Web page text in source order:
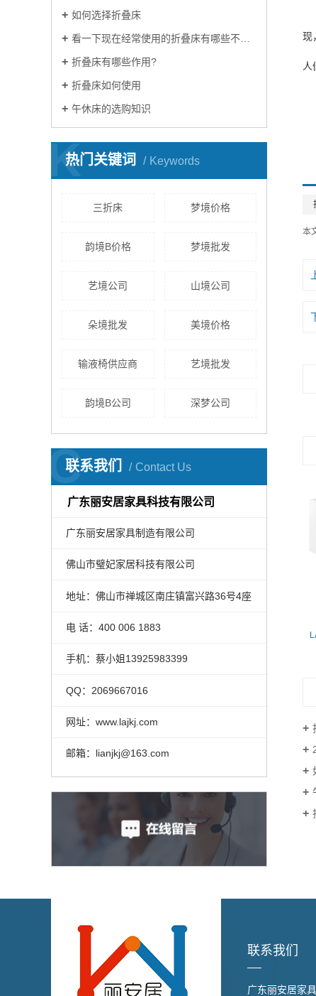
如何选择折叠床
看一下现在经常使用的折叠床有哪些不同？
折叠床有哪些作用?
折叠床如何使用
午休床的选购知识
热门关键词 Keywords
K
三折床 梦境价格
韵境B价格 梦境批发
艺境公司 山境公司
朵境批发 美境价格
输液椅供应商 艺境批发
韵境B公司 深梦公司
联系我们 Contact Us
C
广东丽安居家具科技有限公司
广东丽安居家具制造有限公司
佛山市璧妃家居科技有限公司
地址：佛山市禅城区南庄镇富兴路36号4座
电 话：400 006 1883
手机：蔡小姐13925983399
QQ：2069667016
网址：www.lajkj.com
邮箱：lianjkj@163.com
现
人
本
联系我们
广东丽安居家